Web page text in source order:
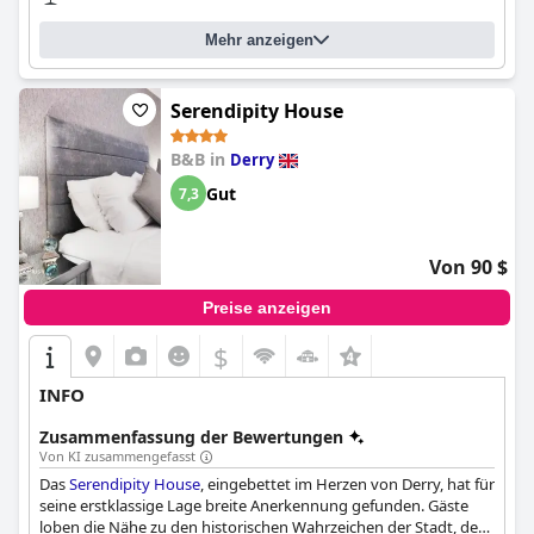
Gäste gut entsprechen, trotz einiger Anmerkungen zur Enge
Zusammenfassend lässt sich sagen, dass sich dasElagh View
Bed & Breakfastdurch sein ausgezeichnetes Preis-Leistungs-
Verhältnis, seine außergewöhnliche Sauberkeit, seine
komfortablen Unterkünfte und sein freundliches Personal
auszeichnet. Es ist eine charmante und praktische Wahl für
Reisende, die einen ruhigen und dennoch gut erreichbaren
Urlaubsort mit den zusätzlichen Vorteilen moderner
Annehmlichkeiten und einer wunderschönen ländlichen
Umgebung suchen.
Mehr anzeigen
Serendipity House
B&B in Derry
7,3 Gut
Von 90 $
Preise anzeigen
$
INFO
Zusammenfassung der Bewertungen
Von KI zusammengefasst
DasSerendipity House, eingebettet im Herzen von Derry, hat für
seine erstklassige Lage breite Anerkennung gefunden. Gäste
loben die Nähe zu den historischen Wahrzeichen der Stadt, den